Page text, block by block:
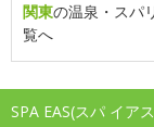
関東の温泉・スパ
覧へ
SPA EAS(スパ イア